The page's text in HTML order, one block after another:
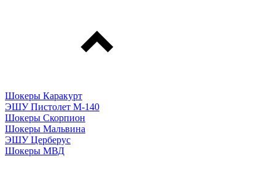
Шокеры Каракурт
ЭШУ Пистолет М-140
Шокеры Скорпион
Шокеры Мальвина
ЭШУ Церберус
Шокеры МВД